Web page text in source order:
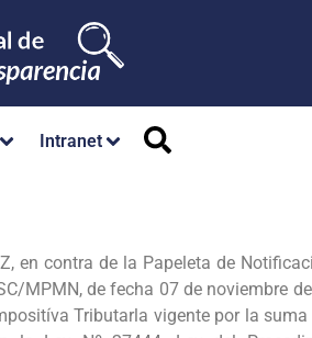
Intranet
en contra de la Papeleta de
MPMN, de fecha 07 de noviembre
Tributarla vigente por la suma